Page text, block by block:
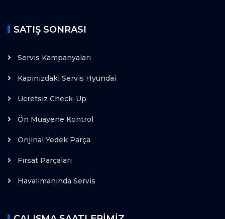
SATIŞ SONRASI
Servis Kampanyaları
Kapınızdaki Servis Hyundai
Ücretsiz Check-Up
Ön Muayene Kontrol
Orijinal Yedek Parça
Fırsat Parçaları
Havalimanında Servis